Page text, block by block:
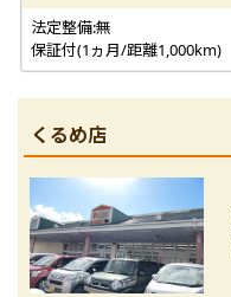
法定整備:無
保証付(1ヵ月/距離1,000km)
くるめ店